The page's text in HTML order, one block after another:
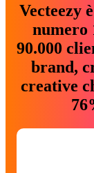
Vecteezy
numero
90.000
brand,
creative